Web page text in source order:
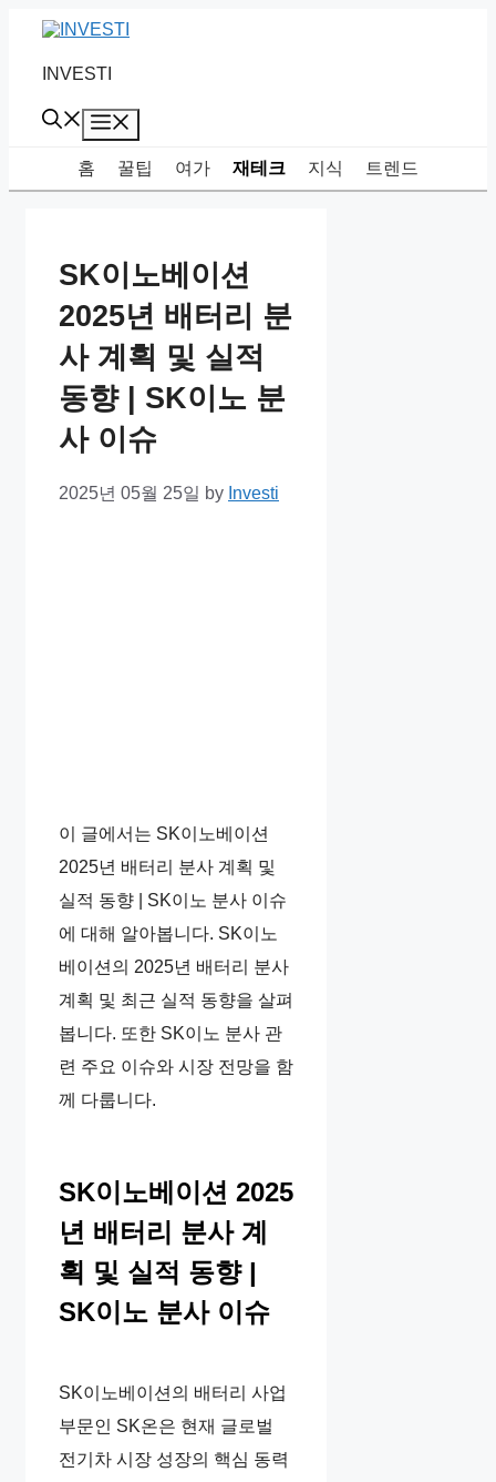
Skip
INVESTI
홈 꿀팁 여가 재테크 지식 트렌드
SK이노베이션
2025년 배터리 분
사 계획 및 실적
동향 | SK이노 분
사 이슈
2025년 05월 25일 by Investi
이 글에서는 SK이노베이션
2025년 배터리 분사 계획 및
실적 동향 | SK이노 분사 이슈
에 대해 알아봅니다. SK이노
베이션의 2025년 배터리 분사
계획 및 최근 실적 동향을 살펴
봅니다. 또한 SK이노 분사 관
련 주요 이슈와 시장 전망을 함
께 다룹니다.
SK이노베이션 2025
년 배터리 분사 계
획 및 실적 동향 |
SK이노 분사 이슈
SK이노베이션의 배터리 사업
부문인 SK온은 현재 글로벌
전기차 시장 성장의 핵심 동력